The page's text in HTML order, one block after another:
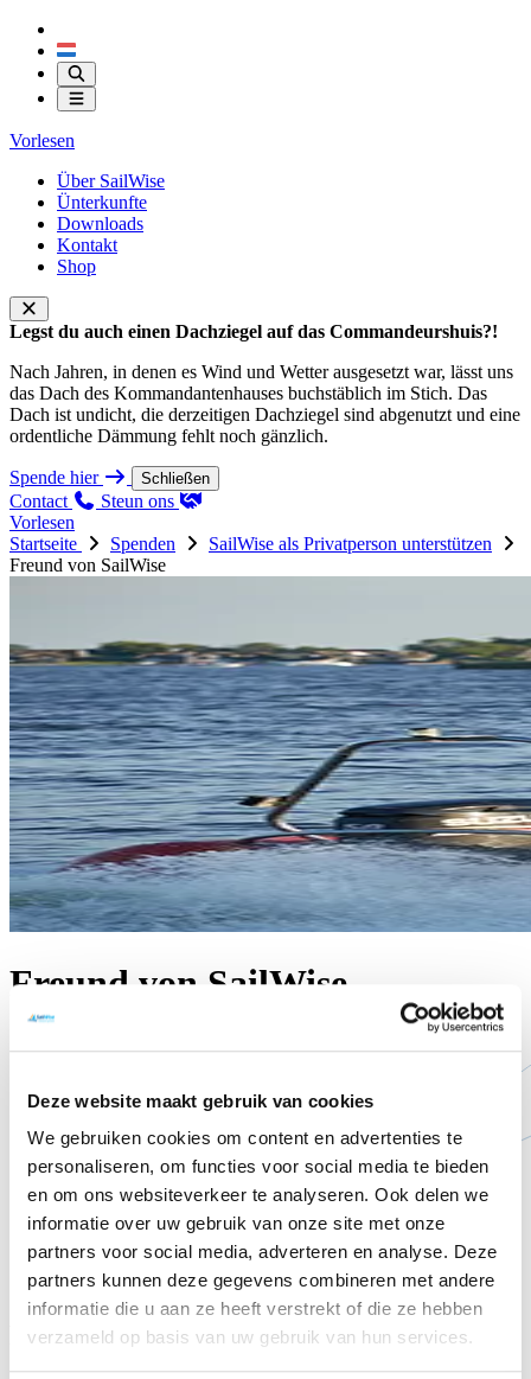
Deze website maakt gebruik van cookies
We gebruiken cookies om content en advertenties te
personaliseren, om functies voor social media te bieden
en om ons websiteverkeer te analyseren. Ook delen we
informatie over uw gebruik van onze site met onze
partners voor social media, adverteren en analyse. Deze
partners kunnen deze gegevens combineren met andere
informatie die u aan ze heeft verstrekt of die ze hebben
verzameld op basis van uw gebruik van hun services.
Vorlesen
Über SailWise
Ünterkunfte
Downloads
Kontakt
Shop
Legst du auch einen Dachziegel auf das Commandeurshuis?!
Nach Jahren, in denen es Wind und Wetter ausgesetzt war, lässt uns
das Dach des Kommandantenhauses buchstäblich im Stich. Das
Dach ist undicht, die derzeitigen Dachziegel sind abgenutzt und eine
ordentliche Dämmung fehlt noch gänzlich.
Spende hier Schließen
Contact
Steun ons
Vorlesen
Startseite
Spenden
SailWise als Privatperson unterstützen
Freund von SailWise
Freund von SailWise
Freund von SailWise